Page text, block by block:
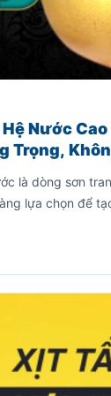
Nước
Trọng,
là dòng sơn
lựa chọn để
trí, cổng sắt,